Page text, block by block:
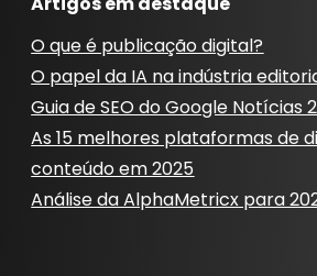
O que é publicação digital?
O papel da IA ​​na indústria
Guia de SEO do Google Notícias
As 15 melhores plataformas de
conteúdo em 2025
Análise da AlphaMetricx para